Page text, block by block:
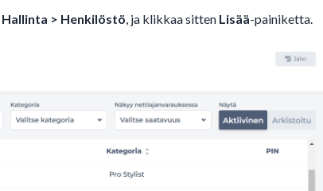
Hallinta > Henkilöstö, ja klikkaa sitten Lisää-painiketta.